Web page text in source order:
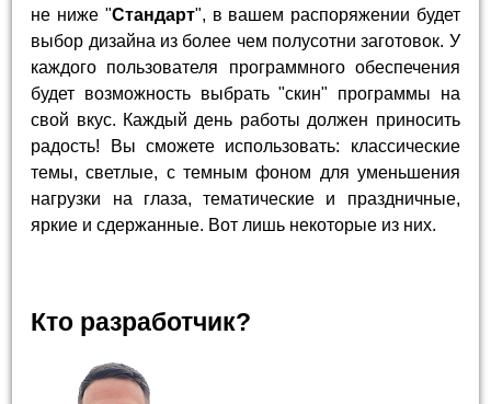
не ниже "Стандарт", в вашем распоряжении будет
выбор дизайна из более чем полусотни заготовок. У
каждого пользователя программного обеспечения
будет возможность выбрать "скин" программы на
свой вкус. Каждый день работы должен приносить
радость! Вы сможете использовать: классические
темы, светлые, с темным фоном для уменьшения
нагрузки на глаза, тематические и праздничные,
яркие и сдержанные. Вот лишь некоторые из них.
Кто разработчик?